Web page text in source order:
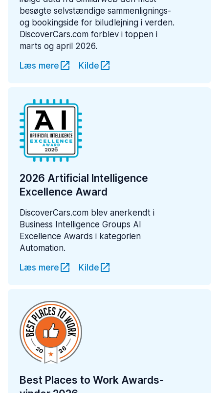
besøgte selvstændige sammenlignings-
og bookingside for biludlejning i verden.
DiscoverCars.com forblev i toppen i
marts og april 2026.
Læs mere
Kilde
2026 Artificial Intelligence
Excellence Award
DiscoverCars.com blev anerkendt i
Business Intelligence Groups AI
Excellence Awards i kategorien
Automation.
Læs mere
Kilde
Best Places to Work Awards-